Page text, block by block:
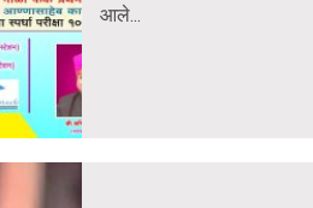
आले...